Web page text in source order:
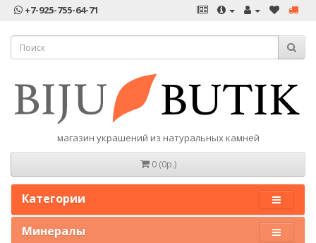
+7-925-755-64-71
магазин украшений из натуральных камней
0 (0р.)
Категории
Минералы